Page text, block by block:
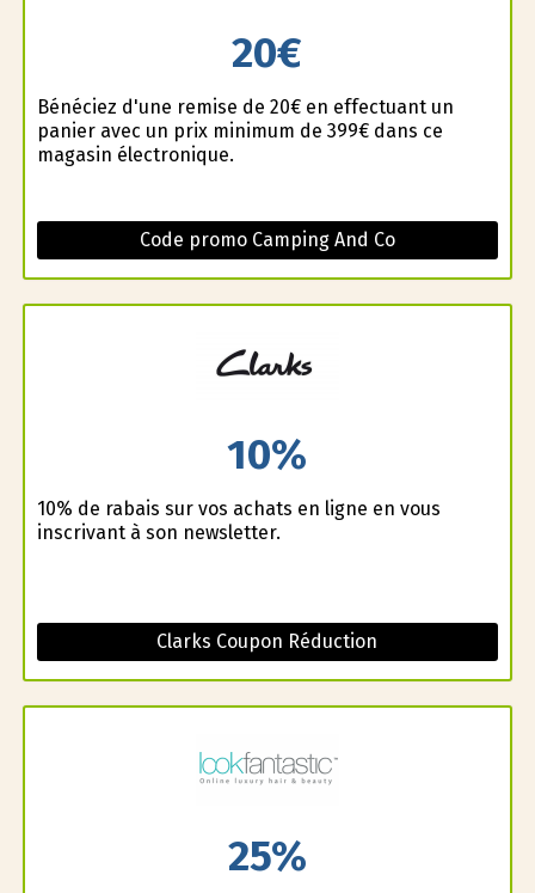
20€
Bénéficiez d'une remise de 20€ en effectuant un
panier avec un prix minimum de 399€ dans ce
magasin électronique.
Code promo Camping And Co
10%
10% de rabais sur vos achats en ligne en vous
inscrivant à son newsletter.
Clarks Coupon Réduction
25%